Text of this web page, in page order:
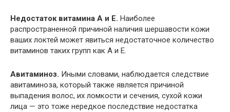
Недостаток витамина А и Е. Наиболее
распространенной причиной наличия шершавости кожи
ваших локтей может явиться недостаточное количество
витаминов таких групп как А и Е.
Авитаминоз. Иными словами, наблюдается следствие
авитаминоза, который также является причиной
выпадения волос, их ломкости и сечения, сухой кожи
лица — это тоже нередкое последствие недостатка